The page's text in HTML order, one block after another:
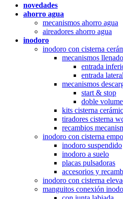
novedades
ahorro agua
mecanismos ahorro agua
aireadores ahorro agua
inodoro
inodoro con cisterna
mecanismos llenado
entrada
entrada lateral
mecanismos
start & stop
doble
kits cisterna
tiradores cisterna
recambios
inodoro con cisterna
inodoro suspendido
inodoro a suelo
placas pulsadoras
accesorios y
inodoro con cisterna
manguitos conexión